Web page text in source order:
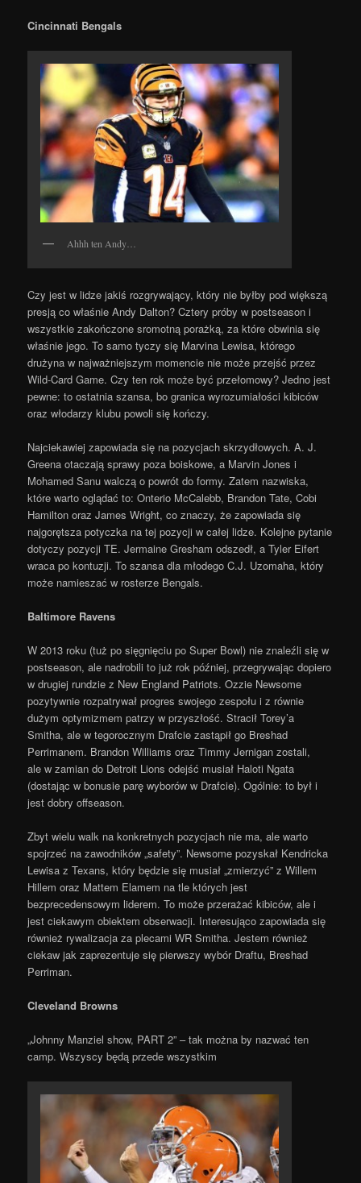
Cincinnati Bengals
Ahhh ten Andy…
Czy jest w lidze jakiś rozgrywający, który nie byłby pod większą
presją co właśnie Andy Dalton? Cztery próby w postseason i
wszystkie zakończone sromotną porażką, za które obwinia się
właśnie jego. To samo tyczy się Marvina Lewisa, którego
drużyna w najważniejszym momencie nie może przejść przez
Wild-Card Game. Czy ten rok może być przełomowy? Jedno jest
pewne: to ostatnia szansa, bo granica wyrozumiałości kibiców
oraz włodarzy klubu powoli się kończy.
Najciekawiej zapowiada się na pozycjach skrzydłowych. A. J.
Greena otaczają sprawy poza boiskowe, a Marvin Jones i
Mohamed Sanu walczą o powrót do formy. Zatem nazwiska,
które warto oglądać to: Onterio McCalebb, Brandon Tate, Cobi
Hamilton oraz James Wright, co znaczy, że zapowiada się
najgorętsza potyczka na tej pozycji w całej lidze. Kolejne pytanie
dotyczy pozycji TE. Jermaine Gresham odszedł, a Tyler Eifert
wraca po kontuzji. To szansa dla młodego C.J. Uzomaha, który
może namieszać w rosterze Bengals.
Baltimore Ravens
W 2013 roku (tuż po sięgnięciu po Super Bowl) nie znaleźli się w
postseason, ale nadrobili to już rok później, przegrywając dopiero
w drugiej rundzie z New England Patriots. Ozzie Newsome
pozytywnie rozpatrywał progres swojego zespołu i z równie
dużym optymizmem patrzy w przyszłość. Stracił Torey’a
Smitha, ale w tegorocznym Drafcie zastąpił go Breshad
Perrimanem. Brandon Williams oraz Timmy Jernigan zostali,
ale w zamian do Detroit Lions odejść musiał Haloti Ngata
(dostając w bonusie parę wyborów w Drafcie). Ogólnie: to był i
jest dobry offseason.
Zbyt wielu walk na konkretnych pozycjach nie ma, ale warto
spojrzeć na zawodników „safety”. Newsome pozyskał Kendricka
Lewisa z Texans, który będzie się musiał „zmierzyć” z Willem
Hillem oraz Mattem Elamem na tle których jest
bezprecedensowym liderem. To może przerażać kibiców, ale i
jest ciekawym obiektem obserwacji. Interesująco zapowiada się
również rywalizacja za plecami WR Smitha. Jestem również
ciekaw jak zaprezentuje się pierwszy wybór Draftu, Breshad
Perriman.
Cleveland Browns
„Johnny Manziel show, PART 2” – tak można by nazwać ten
camp. Wszyscy będą przede wszystkim